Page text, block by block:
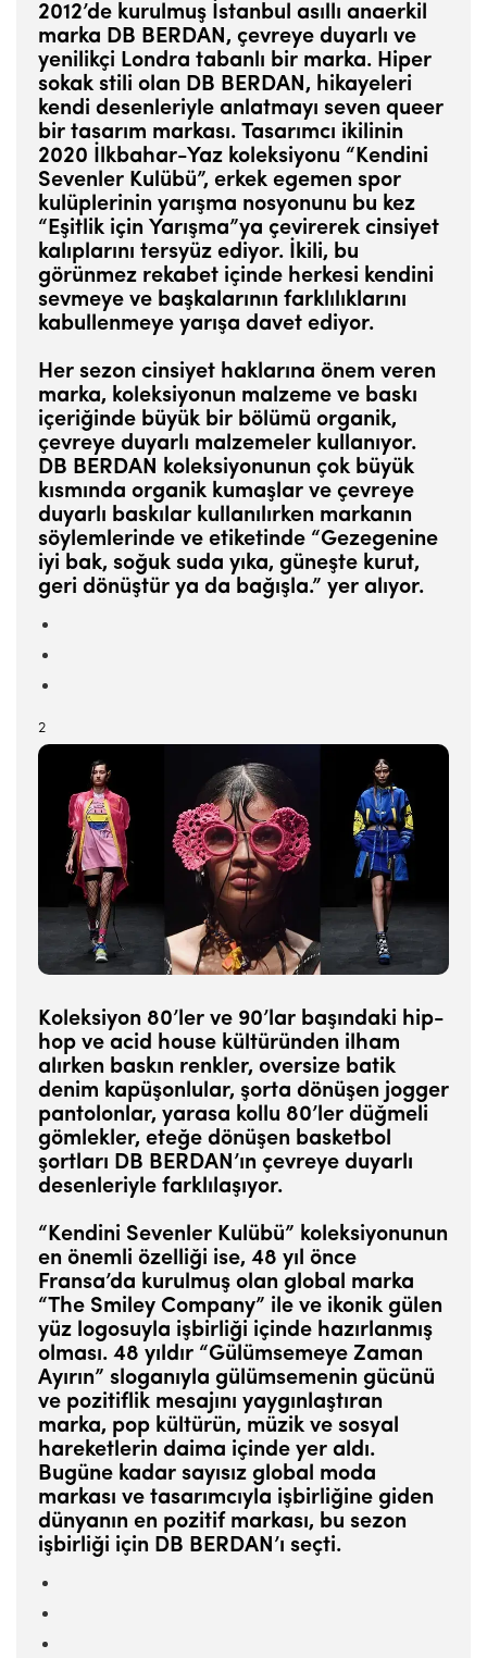
2012’de kurulmuş İstanbul asıllı anaerkil
marka DB BERDAN, çevreye duyarlı ve
yenilikçi Londra tabanlı bir marka. Hiper
sokak stili olan DB BERDAN, hikayeleri
kendi desenleriyle anlatmayı seven queer
bir tasarım markası. Tasarımcı ikilinin
2020 İlkbahar-Yaz koleksiyonu “Kendini
Sevenler Kulübü”, erkek egemen spor
kulüplerinin yarışma nosyonunu bu kez
“Eşitlik için Yarışma”ya çevirerek cinsiyet
kalıplarını tersyüz ediyor. İkili, bu
görünmez rekabet içinde herkesi kendini
sevmeye ve başkalarının farklılıklarını
kabullenmeye yarışa davet ediyor.
Her sezon cinsiyet haklarına önem veren
marka, koleksiyonun malzeme ve baskı
içeriğinde büyük bir bölümü organik,
çevreye duyarlı malzemeler kullanıyor.
DB BERDAN koleksiyonunun çok büyük
kısmında organik kumaşlar ve çevreye
duyarlı baskılar kullanılırken markanın
söylemlerinde ve etiketinde “Gezegenine
iyi bak, soğuk suda yıka, güneşte kurut,
geri dönüştür ya da bağışla.” yer alıyor.
2
Koleksiyon 80’ler ve 90’lar başındaki hip-
hop ve acid house kültüründen ilham
alırken baskın renkler, oversize batik
denim kapüşonlular, şorta dönüşen jogger
pantolonlar, yarasa kollu 80’ler düğmeli
gömlekler, eteğe dönüşen basketbol
şortları DB BERDAN’ın çevreye duyarlı
desenleriyle farklılaşıyor.
“Kendini Sevenler Kulübü” koleksiyonunun
en önemli özelliği ise, 48 yıl önce
Fransa’da kurulmuş olan global marka
“The Smiley Company” ile ve ikonik gülen
yüz logosuyla işbirliği içinde hazırlanmış
olması. 48 yıldır “Gülümsemeye Zaman
Ayırın” sloganıyla gülümsemenin gücünü
ve pozitiflik mesajını yaygınlaştıran
marka, pop kültürün, müzik ve sosyal
hareketlerin daima içinde yer aldı.
Bugüne kadar sayısız global moda
markası ve tasarımcıyla işbirliğine giden
dünyanın en pozitif markası, bu sezon
işbirliği için DB BERDAN’ı seçti.